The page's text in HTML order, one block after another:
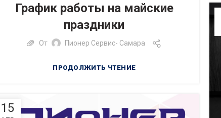
График работы на майские
праздники
От Пионер Сервис- Самара
ПРОДОЛЖИТЬ ЧТЕНИЕ
15